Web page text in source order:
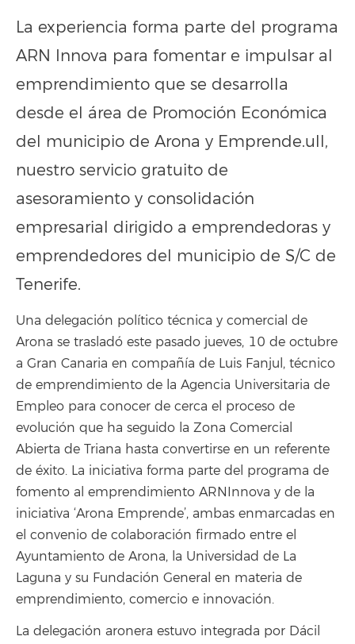
La experiencia forma parte del programa
ARN Innova para fomentar e impulsar al
emprendimiento que se desarrolla
desde el área de Promoción Económica
del municipio de Arona y Emprende.ull,
nuestro servicio gratuito de
asesoramiento y consolidación
empresarial dirigido a emprendedoras y
emprendedores del municipio de S/C de
Tenerife.
Una delegación político técnica y comercial de
Arona se trasladó este pasado jueves, 10 de octubre
a Gran Canaria en compañía de Luis Fanjul, técnico
de emprendimiento de la Agencia Universitaria de
Empleo para conocer de cerca el proceso de
evolución que ha seguido la Zona Comercial
Abierta de Triana hasta convertirse en un referente
de éxito. La iniciativa forma parte del programa de
fomento al emprendimiento ARNInnova y de la
iniciativa ‘Arona Emprende’, ambas enmarcadas en
el convenio de colaboración firmado entre el
Ayuntamiento de Arona, la Universidad de La
Laguna y su Fundación General en materia de
emprendimiento, comercio e innovación.
La delegación aronera estuvo integrada por Dácil